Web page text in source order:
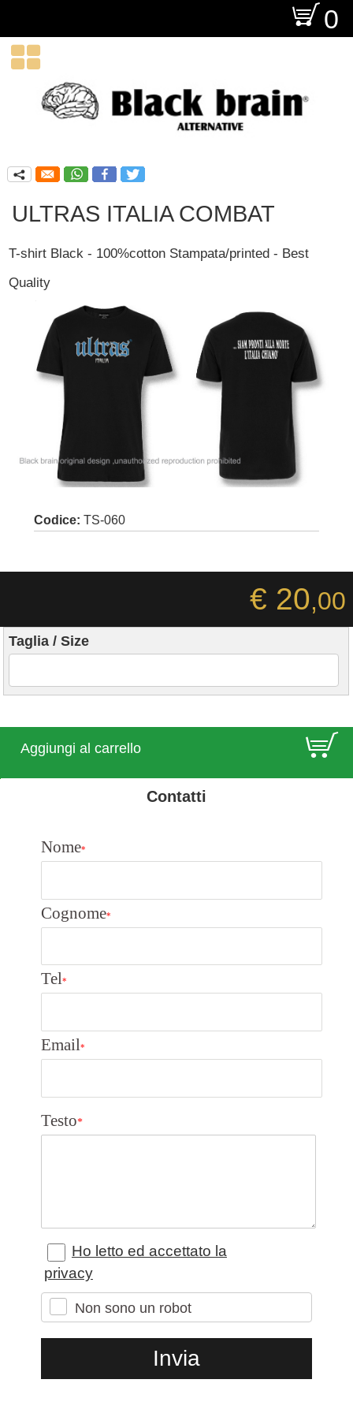
O 0

q
ULTRAS ITALIA COMBAT
T-shirt Black - 100%cotton Stampata/printed - Best
Quality
Codice:TS-060
€ 20,00
Taglia / Size
Aggiungi al carrello E
Contatti
Nome*
Cognome*
Tel*
Email*
Testo*
Ho letto ed accettato la
privacy
Non sono un robot